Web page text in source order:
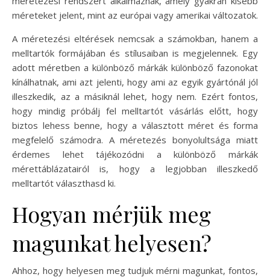
méreteket jelent, mint az európai vagy amerikai változatok.
A méretezési eltérések nemcsak a számokban, hanem a
melltartók formájában és stílusaiban is megjelennek. Egy
adott méretben a különböző márkák különböző fazonokat
kínálhatnak, ami azt jelenti, hogy ami az egyik gyártónál jól
illeszkedik, az a másiknál lehet, hogy nem. Ezért fontos,
hogy mindig próbálj fel melltartót vásárlás előtt, hogy
biztos lehess benne, hogy a választott méret és forma
megfelelő számodra. A méretezés bonyolultsága miatt
érdemes lehet tájékozódni a különböző márkák
mérettáblázatairól is, hogy a legjobban illeszkedő
melltartót választhasd ki.
Hogyan mérjük meg
magunkat helyesen?
Ahhoz, hogy helyesen meg tudjuk mérni magunkat, fontos,